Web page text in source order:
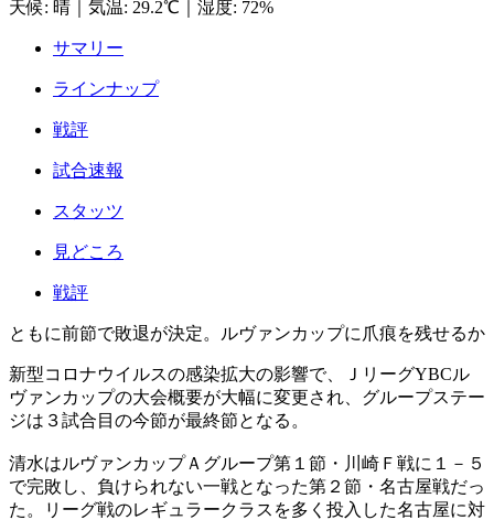
天候: 晴 気温: 29.2℃ 湿度: 72%
サマリー
ラインナップ
戦評
試合速報
スタッツ
見どころ
戦評
ともに前節で敗退が決定。ルヴァンカップに爪痕を残せるか
新型コロナウイルスの感染拡大の影響で、ＪリーグYBCル
ヴァンカップの大会概要が大幅に変更され、グループステー
ジは３試合目の今節が最終節となる。
清水はルヴァンカップＡグループ第１節・川崎Ｆ戦に１－５
で完敗し、負けられない一戦となった第２節・名古屋戦だっ
た。リーグ戦のレギュラークラスを多く投入した名古屋に対